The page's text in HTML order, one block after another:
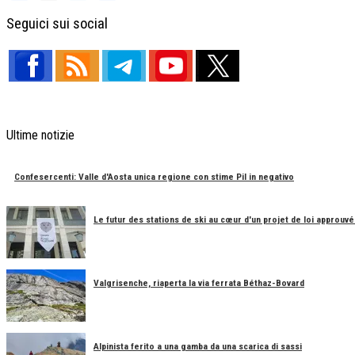
Seguici sui social
Ultime notizie
Confesercenti: Valle d'Aosta unica regione con stime Pil in negativo
Le futur des stations de ski au cœur d'un projet de loi approuvé
Valgrisenche, riaperta la via ferrata Béthaz-Bovard
Alpinista ferito a una gamba da una scarica di sassi